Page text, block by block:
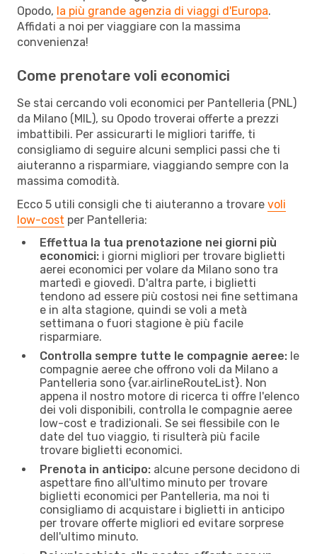
Opodo, la più grande agenzia di viaggi d'Europa.
Affidati a noi per viaggiare con la massima
convenienza!
Come prenotare voli economici
Se stai cercando voli economici per Pantelleria (PNL)
da Milano (MIL), su Opodo troverai offerte a prezzi
imbattibili. Per assicurarti le migliori tariffe, ti
consigliamo di seguire alcuni semplici passi che ti
aiuteranno a risparmiare, viaggiando sempre con la
massima comodità.
Ecco 5 utili consigli che ti aiuteranno a trovare voli
low-cost per Pantelleria:
Effettua la tua prenotazione nei giorni più
economici: i giorni migliori per trovare biglietti
aerei economici per volare da Milano sono tra
martedì e giovedì. D'altra parte, i biglietti
tendono ad essere più costosi nei fine settimana
e in alta stagione, quindi se voli a metà
settimana o fuori stagione è più facile
risparmiare.
Controlla sempre tutte le compagnie aeree: le
compagnie aeree che offrono voli da Milano a
Pantelleria sono {​var.airlineRouteList}. Non
appena il nostro motore di ricerca ti offre l'elenco
dei voli disponibili, controlla le compagnie aeree
low-cost e tradizionali. Se sei flessibile con le
date del tuo viaggio, ti risulterà più facile
trovare biglietti economici.
Prenota in anticipo: alcune persone decidono di
aspettare fino all'ultimo minuto per trovare
biglietti economici per Pantelleria, ma noi ti
consigliamo di acquistare i biglietti in anticipo
per trovare offerte migliori ed evitare sorprese
dell'ultimo minuto.